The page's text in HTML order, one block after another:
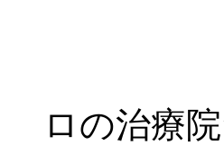
ロの治療